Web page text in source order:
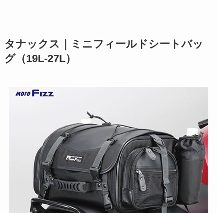
タナックス｜ミニフィールドシートバッ
グ（19L-27L）